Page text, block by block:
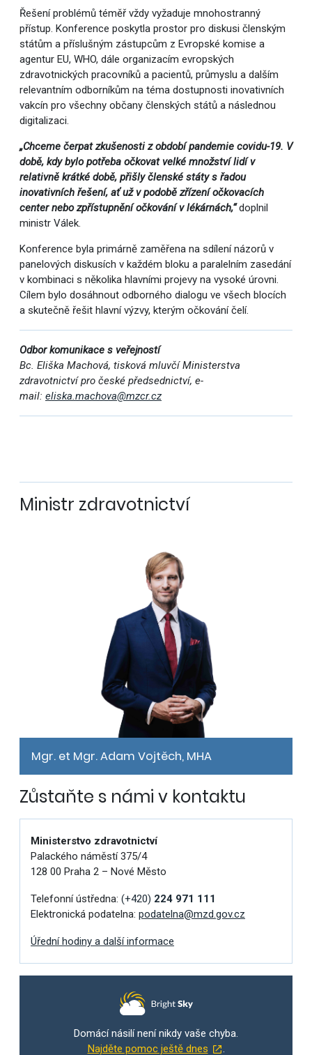
Řešení problémů téměř vždy vyžaduje mnohostranný
přístup. Konference poskytla prostor pro diskusi členským
státům a příslušným zástupcům z Evropské komise a
agentur EU, WHO, dále organizacím evropských
zdravotnických pracovníků a pacientů, průmyslu a dalším
relevantním odborníkům na téma dostupnosti inovativních
vakcín pro všechny občany členských států a následnou
digitalizaci.
„Chceme čerpat zkušenosti z období pandemie covidu-19. V
době, kdy bylo potřeba očkovat velké množství lidí v
relativně krátké době, přišly členské státy s řadou
inovativních řešení, ať už v podobě zřízení očkovacích
center nebo zpřístupnění očkování v lékárnách,“doplnil
ministr Válek.
Konference byla primárně zaměřena na sdílení názorů v
panelových diskusích v každém bloku a paralelním zasedání
v kombinaci s několika hlavními projevy na vysoké úrovni.
Cílem bylo dosáhnout odborného dialogu ve všech blocích
a skutečně řešit hlavní výzvy, kterým očkování čelí.
Odbor komunikace s veřejností
Bc. Eliška Machová, tisková mluvčí Ministerstva
zdravotnictví pro české předsednictví, e-
mail: eliska.machova@mzcr.cz
Ministr zdravotnictví
Mgr. et Mgr. Adam Vojtěch, MHA
Zůstaňte s námi v kontaktu
Ministerstvo zdravotnictví
Palackého náměstí 375/4
128 00 Praha 2 – Nové Město
Telefonní ústředna: (+420) 224 971 111
Elektronická podatelna: podatelna@mzd.gov.cz
Úřední hodiny a další informace
Domácí násilí není nikdy vaše chyba.
Najděte pomoc ještě dnes